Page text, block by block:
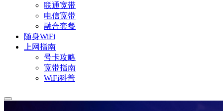
联通宽带
电信宽带
融合套餐
随身WiFi
上网指南
号卡攻略
宽带指南
WiFi科普